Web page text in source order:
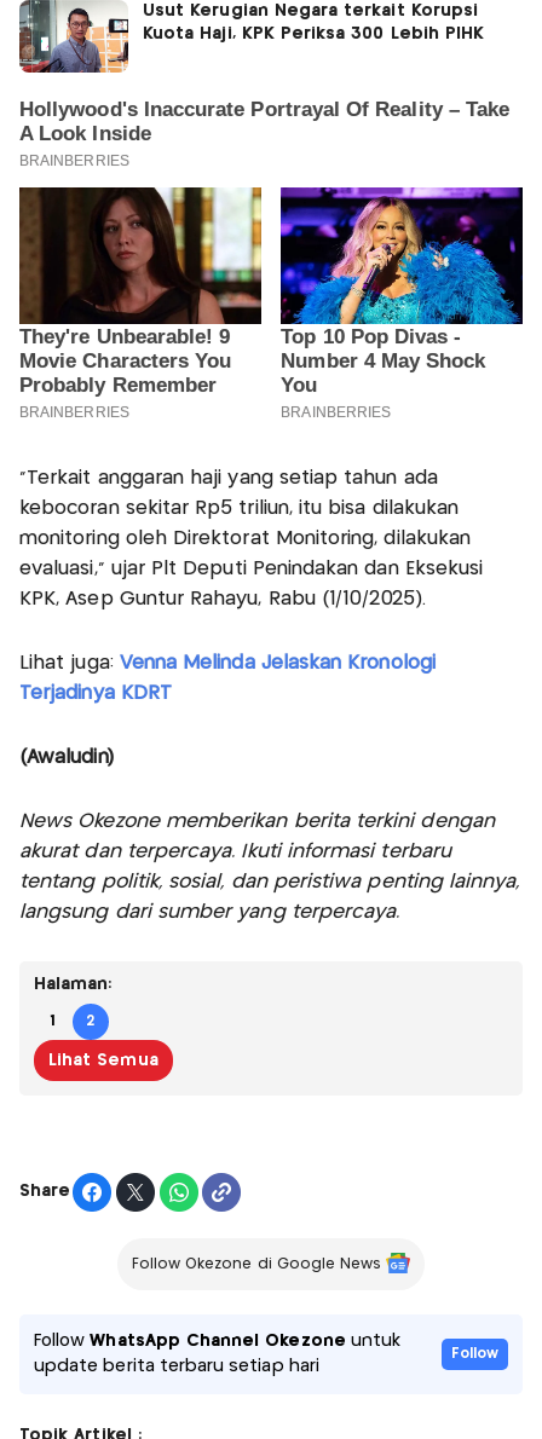
Usut Kerugian Negara terkait Korupsi
Kuota Haji, KPK Periksa 300 Lebih PIHK
“Terkait anggaran haji yang setiap tahun ada
kebocoran sekitar Rp5 triliun, itu bisa dilakukan
monitoring oleh Direktorat Monitoring, dilakukan
evaluasi,” ujar Plt Deputi Penindakan dan Eksekusi
KPK, Asep Guntur Rahayu, Rabu (1/10/2025).
Lihat juga: Venna Melinda Jelaskan Kronologi
Terjadinya KDRT
(Awaludin)
News Okezone memberikan berita terkini dengan
akurat dan terpercaya. Ikuti informasi terbaru
tentang politik, sosial, dan peristiwa penting lainnya,
langsung dari sumber yang terpercaya.
Halaman:
1 2
Lihat Semua
Share
Follow Okezone di Google News
FollowWhatsApp Channel Okezone untuk
update berita terbaru setiap hari
Follow
Topik Artikel :